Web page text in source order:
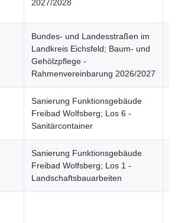
2027/2028
Bundes- und Landesstraßen im
Landkreis Eichsfeld; Baum- und
Gehölzpflege -
Rahmenvereinbarung 2026/2027
Sanierung Funktionsgebäude
Freibad Wolfsberg; Los 6 -
Sanitärcontainer
Sanierung Funktionsgebäude
Freibad Wolfsberg; Los 1 -
Landschaftsbauarbeiten